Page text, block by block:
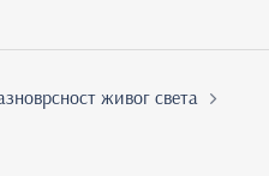
живог света